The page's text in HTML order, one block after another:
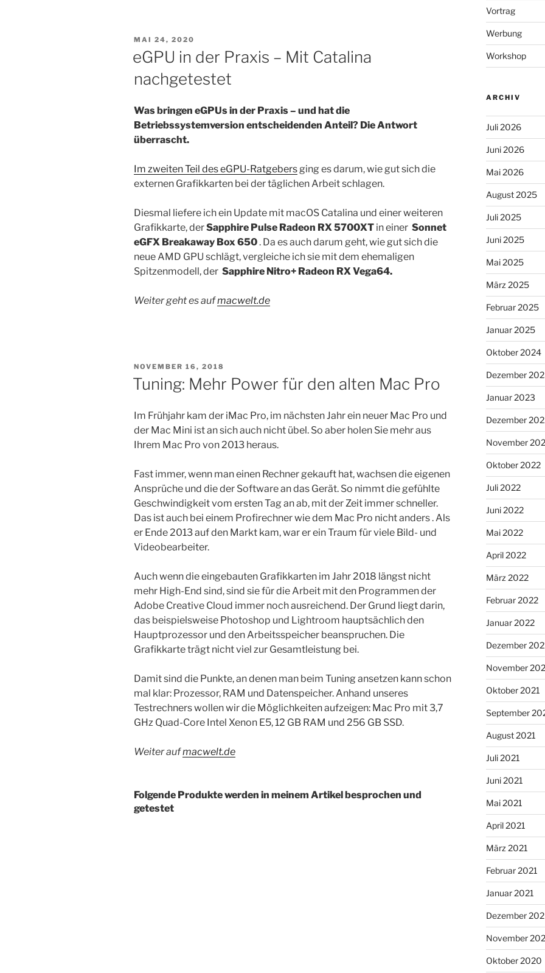
VERÖFFENTLICHT
AM
MAI 24, 2020
eGPU in der Praxis – Mit Catalina
nachgetestet
Was bringen eGPUs in der Praxis – und hat die
Betriebssystemversion entscheidenden Anteil? Die Antwort
überrascht.
Im zweiten Teil des eGPU-Ratgebersging es darum, wie gut sich die
externen Grafikkarten bei der täglichen Arbeit schlagen.
Diesmal liefere ich ein Update mit macOS Catalina und einer weiteren
Grafikkarte, derSapphire Pulse Radeon RX 5700XT in einer Sonnet
eGFX Breakaway Box 650. Da es auch darum geht, wie gut sich die
neue AMD GPU schlägt, vergleiche ich sie mit dem ehemaligen
Spitzenmodell, der Sapphire Nitro+ Radeon RX Vega64.
Weiter geht es aufmacwelt.de
VERÖFFENTLICHT
AM
NOVEMBER 16, 2018
Tuning: Mehr Power für den alten Mac Pro
Im Frühjahr kam der iMac Pro, im nächsten Jahr ein neuer Mac Pro und
der Mac Mini ist an sich auch nicht übel. So aber holen Sie mehr aus
Ihrem Mac Pro von 2013 heraus.
Fast immer, wenn man einen Rechner gekauft hat, wachsen die eigenen
Ansprüche und die der Software an das Gerät. So nimmt die gefühlte
Geschwindigkeit vom ersten Tag an ab, mit der Zeit immer schneller.
Das ist auch bei einem Profirechner wie dem Mac Pro nicht anders . Als
er Ende 2013 auf den Markt kam, war er ein Traum für viele Bild- und
Videobearbeiter.
Auch wenn die eingebauten Grafikkarten im Jahr 2018 längst nicht
mehr High-End sind, sind sie für die Arbeit mit den Programmen der
Adobe Creative Cloud immer noch ausreichend. Der Grund liegt darin,
das beispielsweise Photoshop und Lightroom hauptsächlich den
Hauptprozessor und den Arbeitsspeicher beanspruchen. Die
Grafikkarte trägt nicht viel zur Gesamtleistung bei.
Damit sind die Punkte, an denen man beim Tuning ansetzen kann schon
mal klar: Prozessor, RAM und Datenspeicher. Anhand unseres
Testrechners wollen wir die Möglichkeiten aufzeigen: Mac Pro mit 3,7
GHz Quad-Core Intel Xenon E5, 12 GB RAM und 256 GB SSD.
Weiter aufmacwelt.de
Folgende Produkte werden in meinem Artikel besprochen und
getestet
Vortrag
Werbung
Workshop
ARCHIV
Juli 2026
Juni 2026
Mai 2026
August 2025
Juli 2025
Juni 2025
Mai 2025
März 2025
Februar 2025
Januar 2025
Oktober 2024
Dezember
Januar 2023
Dezember
November
Oktober 2022
Juli 2022
Juni 2022
Mai 2022
April 2022
März 2022
Februar 2022
Januar 2022
Dezember
November
Oktober 2021
September
August 2021
Juli 2021
Juni 2021
Mai 2021
April 2021
März 2021
Februar 2021
Januar 2021
Dezember
November
Oktober 2020